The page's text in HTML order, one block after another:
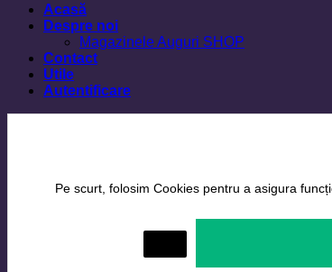
Acasă
Despre noi
Magazinele Auguri SHOP
Contact
Utile
Autentificare
Pe scurt, folosim Cookies pentru a asigura